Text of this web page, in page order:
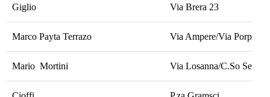
Giglio Via Brera 23
Marco Payta Terrazo Via Ampere/Via Porpora
Mario Mortini Via Losanna/C.So